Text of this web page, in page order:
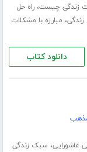
زندگی چیست،راه حل
زندگی، مبارزه با مشکلات
دانلود کتاب
عاشورایی، سبک زندگی